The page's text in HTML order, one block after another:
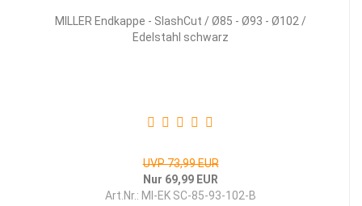
MILLER Endkappe - SlashCut / Ø85 - Ø93 - Ø102 /
Edelstahl schwarz
UVP 73,99 EUR
Nur 69,99 EUR
Art.Nr.: MI-EK SC-85-93-102-B